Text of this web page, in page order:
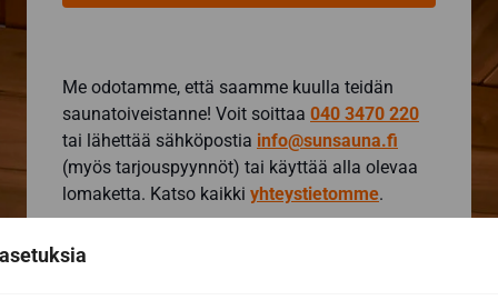
Me odotamme, että saamme kuulla teidän
saunatoiveistanne! Voit soittaa 040 3470 220
tai lähettää sähköpostia info@sunsauna.fi
(myös tarjouspyynnöt) tai käyttää alla olevaa
lomaketta. Katso kaikki yhteystietomme.